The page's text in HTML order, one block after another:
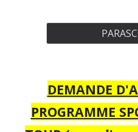
DEMANDE
PROGRAMME